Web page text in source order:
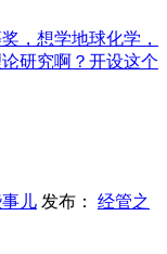
，想学地球化学，
研究啊？开设这个
儿 发布： 经管之